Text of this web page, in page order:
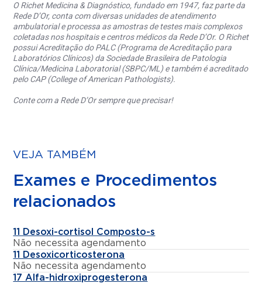
O Richet Medicina & Diagnóstico, fundado em 1947, faz parte da
Rede D’Or, conta com diversas unidades de atendimento
ambulatorial e processa as amostras de testes mais complexos
coletadas nos hospitais e centros médicos da Rede D’Or. O Richet
possui Acreditação do PALC (Programa de Acreditação para
Laboratórios Clínicos) da Sociedade Brasileira de Patologia
Clínica/Medicina Laboratorial (SBPC/ML) e também é acreditado
pelo CAP (College of American Pathologists).
Conte com a Rede D’Or sempre que precisar!
VEJA TAMBÉM
Exames e Procedimentos
relacionados
11 Desoxi-cortisol Composto-s
Não necessita agendamento
11 Desoxicorticosterona
Não necessita agendamento
17 Alfa-hidroxiprogesterona